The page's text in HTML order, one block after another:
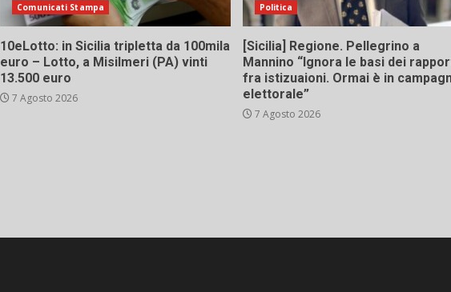
Comunicati Stampa
10eLotto: in Sicilia tripletta da 100mila
euro – Lotto, a Misilmeri (PA) vinti
13.500 euro
7 Agosto 2026
Politica
[Sicilia] Regione. Pellegrino a
Mannino “Ignora le basi dei
fra istizuaioni. Ormai è in
elettorale”
7 Agosto 2026